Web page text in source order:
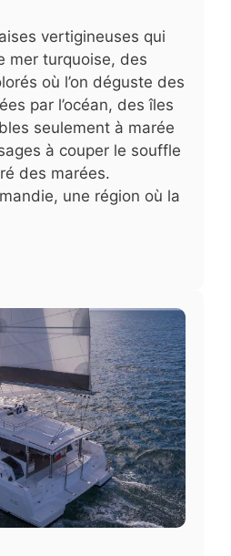
vertigineuses qui
mer turquoise, des
où l’on déguste des
par l’océan, des îles
seulement à marée
à couper le souffle
des marées.
une région où la